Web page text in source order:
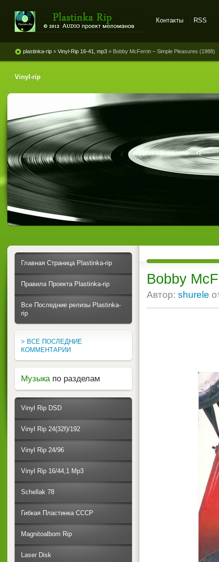
винила и магнитоальбомов
Контакты RSS
plastinka-rip » Vinyl-Rip 16-41, mp3 » Bobby McFerrin ‎– Simple Pleasures (1988)
Vinyl-rip
Bobby
Автор: shurele
Главная Страница Plastinka-rip
Правила Проекта Plastinka-rip
Все Последние релизы Plastinka-
rip
> ВСЕ ПОСЛЕДНИЕ
КОММЕНТАРИИ
Музыка по разделам
Vinyl Rip DSD
Vinyl Rip 24(32f)/192
Vinyl Rip 24/96
Vinyl Rip 16/44,1 Mp3
Schellak 78
Гибкая Пластинка СССР
Magnitoalbom Rip
Laser Disk